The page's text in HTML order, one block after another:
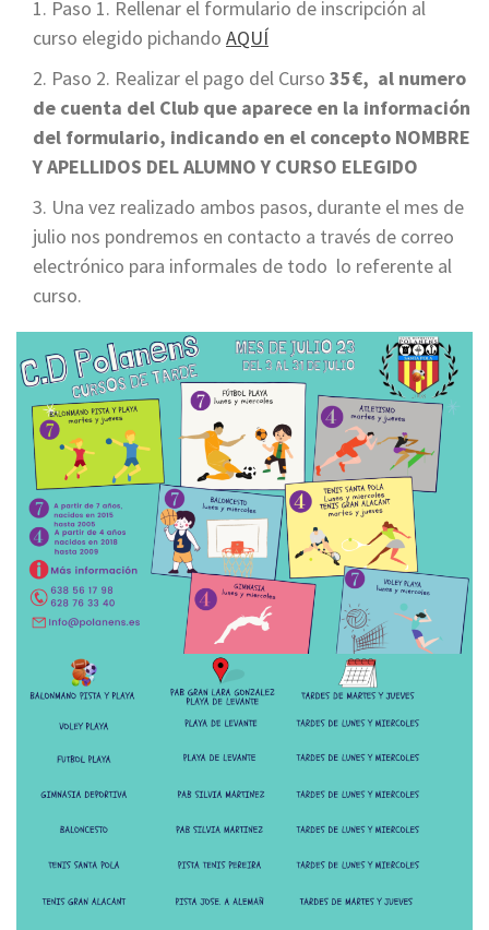
Paso 1. Rellenar el formulario de inscripción al
curso elegido pichando AQUÍ
Paso 2. Realizar el pago del Curso 35€, al numero
de cuenta del Club que aparece en la información
del formulario, indicando en el concepto NOMBRE
Y APELLIDOS DEL ALUMNO Y CURSO ELEGIDO
Una vez realizado ambos pasos, durante el mes de
julio nos pondremos en contacto a través de correo
electrónico para informales de todo lo referente al
curso.